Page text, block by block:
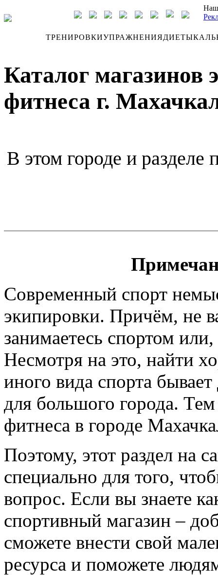
ТРЕНИРОВКИУПРАЖНЕНИЯДИЕТЫ
Каталог магазинов
фитнеса г.
В этом городе и разделе
Современный спорт
экипировки. Причём, не
занимаетесь спортом
Несмотря на это, найти
иного вида спорта
для большого города.
фитнеса в городе
Поэтому, этот раздел на
специально для того,
вопрос. Если вы знаете
спортивный магазин –
сможете внести свой
ресурса и поможете